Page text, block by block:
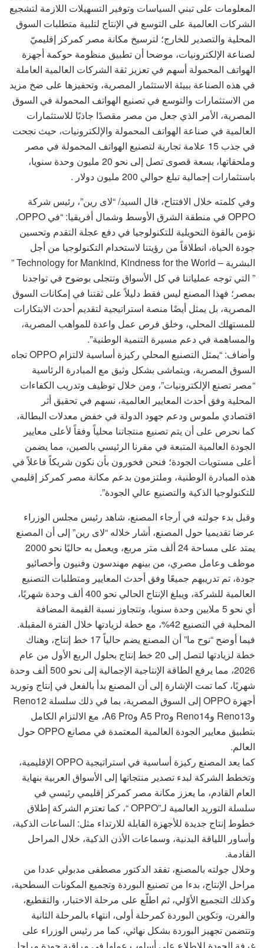
المعلومات على تبني السياسات وتوفير التسهيلات اللازمة لتشجيع
الشركات العالمية على التوسع في الإنتاج لتلبية متطلبات السوق
المحلية والتصدير للخارج؛ لترسيخ مكانة مصر كمركز إقليميّ
لصناعة الإلكترونيات، موضحا أن تطبيق منظومة حوكمة أجهزة
الهواتف المحمولة أسهم في تعزيز ثقة الشركات العالمية العاملة
في هذه الصناعة ببيئة الاستثمار المصرية، وتحفيزها على ضخ مزيد
من الاستثمارات والتوسع في تصنيع الهواتف المحمولة في السوق
المصرية، الأمر الذي جعل من مصر مقصدًا جاذبًا للاستثمارات
العالمية في صناعة الهواتف المحمولة والإلكترونيات، حيث نجحت
في جذب 15 علامة تجارية لتصنيع الهواتف المحمولة في مصر
وملحقاتها، بسعة قصوى تصل إلى نحو 20 مليون وحدة سنويا،
باستثمارات إجمالية تبلغ حوالي 200 مليون دولار .
وفي كلمته خلال الافتتاح، قال السيد/ “لاى رين”، رئيس شركة
OPPO في منطقة الشرق الأوسط وشمال أفريقيا: “في OPPO،
نؤمن بالقوة التحويلية للتكنولوجيا في دفع عجلة التقدم وتحسين
جودة الحياة، انطلاقاً من رؤيتنا لاستخدام التكنولوجيا من أجل
البشرية – Technology for Mankind, Kindness for the World ”
” التي توجه عملياتنا في كل الأسواق وتتجلى بوضوح في تواجدنا
بمصر؛ فهذا المصنع ليس فقط دليلاً على ثقتنا في إمكانات السوق
المصرية، بل يمثل أيضًا منصة استراتيجية لتقديم أحدث الابتكارات
للمستهلك المحلي، وخلق فرص عمل واعدة للمواهب المصرية،
والمساهمة في دعم مسيرة التنمية الوطنية”.
وأضاف: “يمثل التصنيع المحلي ركيزة أساسية لالتزام OPPO تجاه
السوق المصرية، ويتماشى بشكل وثيق مع المبادرة الرئاسية
“مصر تصنع الإلكترونيات”، ومن خلال توظيف وتدريب الكفاءات
المحلية وفق أحدث المعايير العالمية، نسهم في تحقيق أثر
اقتصادي ملموس ودعم جهود الدولة في خفض معدلات البطالة،
كما نحرص على أن يتم تصنيع منتجاتنا محلياً وفقاً لأعلى معايير
الجودة العالمية المتبعة في مقرنا الرئيسي بالصين، مما يضمن
أعلى مستويات الجودة؛ فنحن فخورون بأن نكون شريكاً فاعلاً في
هذه المبادرة الوطنية، وملتزمون بدعم مكانة مصر كمركز إقليمي
للتكنولوجيا الذكية والتصنيع عالي الجودة”.
وقبل بدء جولته في أرجاء المصنع، شاهد رئيس مجلس الوزراء
عرضا تقديميا حول المصنع، أشار خلاله “لاى رين” إلى أن المصنع
يمتد على مساحة 24 ألف متر مربع، ويعمل به حاليًا نحو 2000
موظف وعامل مصري، من بينهم مهندسون وفنيون وأخصائيو
جودة، تم تدريبهم جميعًا وفق أحدث المعايير ومتطلبات التصنيع
العالمية للشركة، ويبلغ الإنتاج الحالي نحو 400 ألف وحدة شهريًا،
أي نحو 5 ملايين وحدة سنويا، وتتجاوز نسبة القيمة المضافة
المحلية في التصنيع 42%، مع خطة لزيادتها خلال الفترة المقبلة.
فيما أوضح “نوح ما” أن المصنع يضم حالياً 17 خط إنتاج، وهناك
خطة لزيادتها لتصل إلى 20 خط إنتاج بحلول الربع الأول من عام
2026، مما يرفع الطاقة الإنتاجية الإجمالية إلى نحو 500 ألف وحدة
شهريًا، كما تمت الإشارة إلى أن المصنع بدأ بالفعل في إنتاج وتوريد
أجهزة OPPO إلى السوق المصرية، بما في ذلك سلسلة Reno12
وReno13 وReno14 وA5 Pro وA6 Pro، مع الالتزام الكامل
بتطبيق معايير الجودة العالمية المعتمدة في مصانع OPPO حول
العالم.
كما يعد المصنع ركيزة أساسية في استراتيجية OPPO الإقليمية،
وتخطط الشركة لبدء تصدير منتجاتها إلى الأسواق العربية بنهاية
العام القادم، ما يعزز مكانة مصر كمركز إقليمي رئيسي في
سلسلة التوريد العالمية لـ”OPPO “، كما تعتزم الشركة إطلاق
خطوط إنتاج جديدة للأجهزة القابلة للارتداء مثل: الساعات الذكية،
وأساور اللياقة البدنية، وسماعات الأذن الذكية، خلال المراحل
القادمة.
وخلال جولته بالمصنع، تفقد الدكتور مصطفى مدبولي عددا من
مراحل الإنتاج، بدءا من تصنيع البوردة وتجميع المكونات السطحية،
وكذلك التجميع الأوّلي، ثم اطلّع على مرحلة الاختبار، والتقطيع،
والفرن، وتكوين البوردة كمرحلة أولى، انتهاء بالمرحلة الثانية
وتتضمن تجهيز البوردة بشكل نهائي، كما مر رئيس الوزراء على
غرفة الجودة للاطلاع على أسلوب عملها في مراقبة جودة مراحل